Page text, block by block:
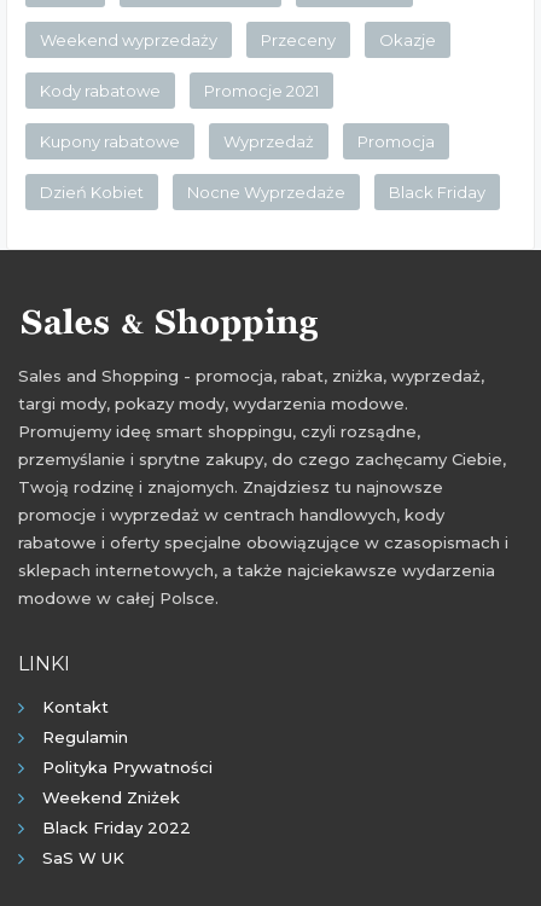
Weekend wyprzedaży Przeceny Okazje
Kody rabatowe Promocje 2021
Kupony rabatowe Wyprzedaż Promocja
Dzień Kobiet Nocne Wyprzedaże Black Friday
Sales and Shopping - promocja, rabat, zniżka, wyprzedaż,
targi mody, pokazy mody, wydarzenia modowe.
Promujemy ideę smart shoppingu, czyli rozsądne,
przemyślanie i sprytne zakupy, do czego zachęcamy Ciebie,
Twoją rodzinę i znajomych. Znajdziesz tu najnowsze
promocje i wyprzedaż w centrach handlowych, kody
rabatowe i oferty specjalne obowiązujące w czasopismach i
sklepach internetowych, a także najciekawsze wydarzenia
modowe w całej Polsce.
LINKI
Kontakt
Regulamin
Polityka Prywatności
Weekend Zniżek
Black Friday 2022
SaS W UK